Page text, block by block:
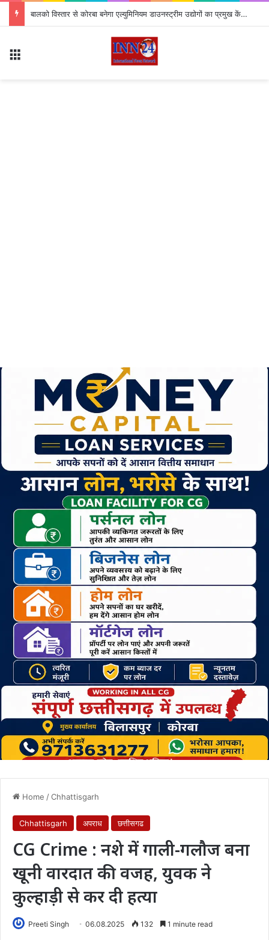
बालको विस्तार से कोरबा बनेगा एल्युमिनियम डाउनस्ट्रीम उद्योगों का प्रमुख केंद्र
Home /Chhattisgarh
Chhattisgarh अपराध छत्तीसगढ
CG Crime : नशे में गाली-गलौज बना
खूनी वारदात की वजह, युवक ने
कुल्हाड़ी से कर दी हत्या
Preeti Singh 06.08.2025 132 1 minute read